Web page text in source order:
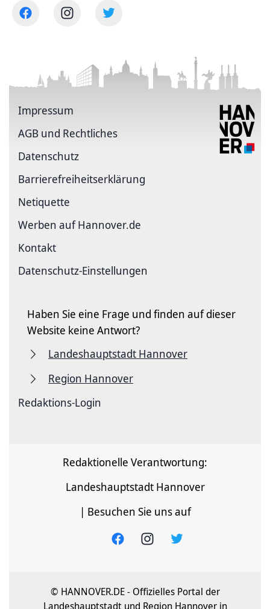
Impressum
AGB und Rechtliches
Datenschutz
Barriere­freiheits­erklärung
Netiquette
Werben auf Hannover.de
Kontakt
Datenschutz-Einstellungen
Haben Sie eine Frage und finden auf dieser
Website keine Antwort?
Landeshauptstadt Hannover
Region Hannover
Redaktions-Login
Redaktionelle Verantwortung:
Landeshauptstadt Hannover
| Besuchen Sie uns auf
© HANNOVER.DE - Offizielles Portal der
Landeshauptstadt und Region Hannover in